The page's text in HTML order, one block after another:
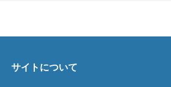
サイトについて